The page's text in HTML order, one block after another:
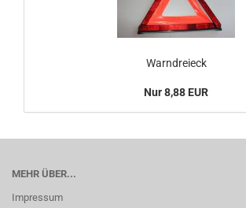
Warndreieck
Nur 8,88 EUR
MEHR ÜBER...
Impressum